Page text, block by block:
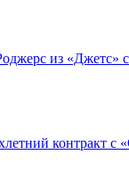
из «Джетс»
контракт с